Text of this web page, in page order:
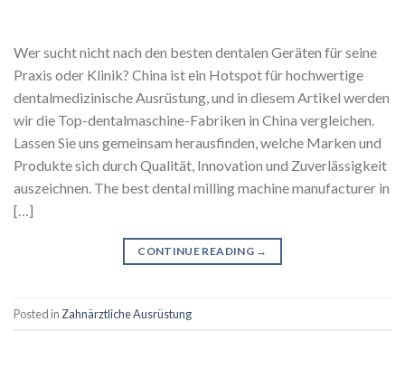
Wer sucht nicht nach den besten dentalen Geräten für seine
Praxis oder Klinik? China ist ein Hotspot für hochwertige
dentalmedizinische Ausrüstung, und in diesem Artikel werden
wir die Top-dentalmaschine-Fabriken in China vergleichen.
Lassen Sie uns gemeinsam herausfinden, welche Marken und
Produkte sich durch Qualität, Innovation und Zuverlässigkeit
auszeichnen. The best dental milling machine manufacturer in
[…]
CONTINUE READING →
Posted in Zahnärztliche Ausrüstung